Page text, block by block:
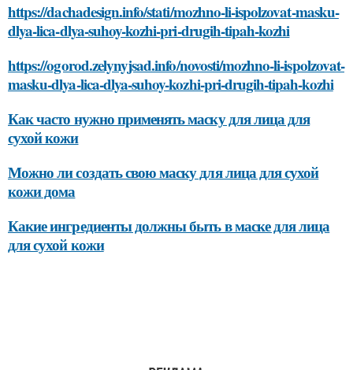
https://dachadesign.info/stati/mozhno-li-ispolzovat-masku-
dlya-lica-dlya-suhoy-kozhi-pri-drugih-tipah-kozhi
https://ogorod.zelynyjsad.info/novosti/mozhno-li-ispolzovat-
masku-dlya-lica-dlya-suhoy-kozhi-pri-drugih-tipah-kozhi
Как часто нужно применять маску для лица для
сухой кожи
Можно ли создать свою маску для лица для сухой
кожи дома
Какие ингредиенты должны быть в маске для лица
для сухой кожи